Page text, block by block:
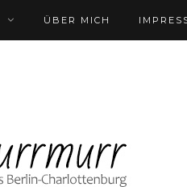
ÜBER MICH